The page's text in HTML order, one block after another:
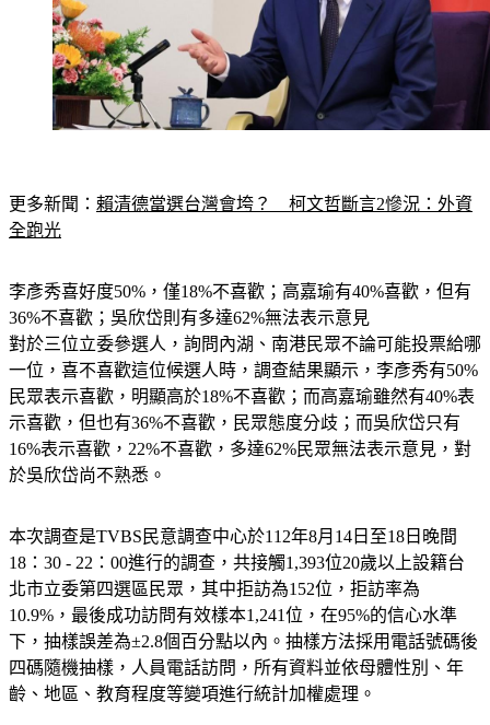
更多新聞： 賴清德當選台灣會垮？　柯文哲斷言2慘況：外資
全跑光
李彥秀喜好度50%，僅18%不喜歡；高嘉瑜有40%喜歡，但有
36%不喜歡；吳欣岱則有多達62%無法表示意見
對於三位立委參選人，詢問內湖、南港民眾不論可能投票給哪
一位，喜不喜歡這位候選人時，調查結果顯示，李彥秀有50%
民眾表示喜歡，明顯高於18%不喜歡；而高嘉瑜雖然有40%表
示喜歡，但也有36%不喜歡，民眾態度分歧；而吳欣岱只有
16%表示喜歡，22%不喜歡，多達62%民眾無法表示意見，對
於吳欣岱尚不熟悉。
本次調查是TVBS民意調查中心於112年8月14日至18日晚間
18：30 - 22：00進行的調查，共接觸1,393位20歲以上設籍台
北市立委第四選區民眾，其中拒訪為152位，拒訪率為
10.9%，最後成功訪問有效樣本1,241位，在95%的信心水準
下，抽樣誤差為±2.8個百分點以內。抽樣方法採用電話號碼後
四碼隨機抽樣，人員電話訪問，所有資料並依母體性別、年
齡、地區、教育程度等變項進行統計加權處理。